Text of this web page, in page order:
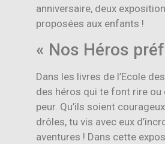
anniversaire, deux
proposées aux enfants !
« Nos Héros
Dans les livres de l’Ecole
des héros qui te font rire
peur. Qu’ils soient
drôles, tu vis avec eux
aventures ! Dans cette